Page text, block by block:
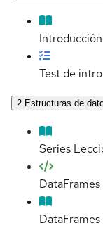
Test de
2 Estructuras de
Series
DataFrames
DataFrames